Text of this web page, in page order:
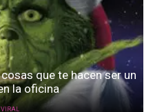
que te hacen ser un
la oficina
VIRAL